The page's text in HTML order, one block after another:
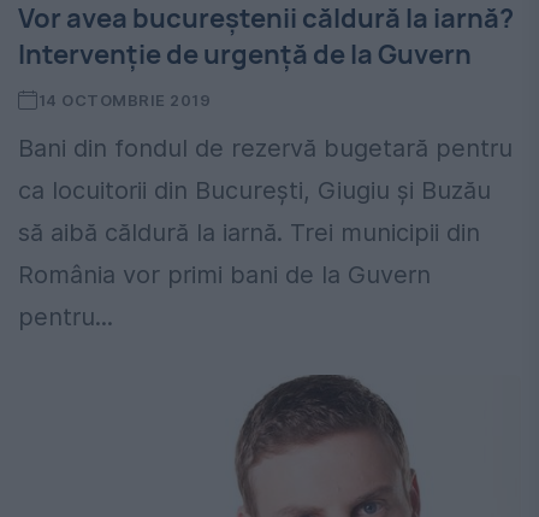
Vor avea bucureștenii căldură la iarnă?
Intervenție de urgență de la Guvern
14 OCTOMBRIE 2019
Bani din fondul de rezervă bugetară pentru
ca locuitorii din București, Giugiu și Buzău
să aibă căldură la iarnă. Trei municipii din
România vor primi bani de la Guvern
pentru...